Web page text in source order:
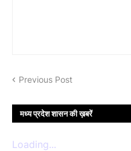
Previous Post
मध्य प्रदेश शासन की ख़बरें
Loading...